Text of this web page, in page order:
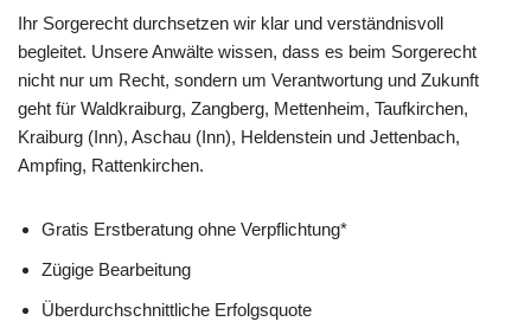
Ihr Sorgerecht durchsetzen wir klar und verständnisvoll
begleitet. Unsere Anwälte wissen, dass es beim Sorgerecht
nicht nur um Recht, sondern um Verantwortung und Zukunft
geht für Waldkraiburg, Zangberg, Mettenheim, Taufkirchen,
Kraiburg (Inn), Aschau (Inn), Heldenstein und Jettenbach,
Ampfing, Rattenkirchen.
Gratis Erstberatung ohne Verpflichtung*
Zügige Bearbeitung
Überdurchschnittliche Erfolgsquote